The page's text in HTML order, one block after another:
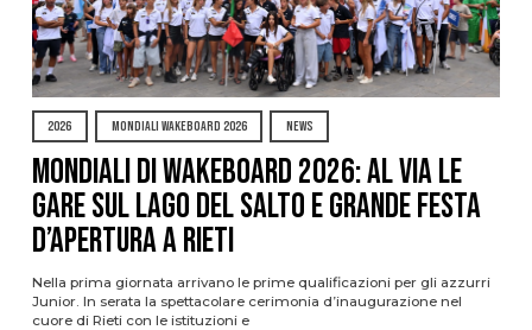
2026 MONDIALI WAKEBOARD 2026 NEWS
Mondiali di Wakeboard 2026: al via le
gare sul Lago del Salto e grande festa
d’apertura a Rieti
Nella prima giornata arrivano le prime qualificazioni per gli azzurri
Junior. In serata la spettacolare cerimonia d’inaugurazione nel
cuore di Rieti con le istituzioni e